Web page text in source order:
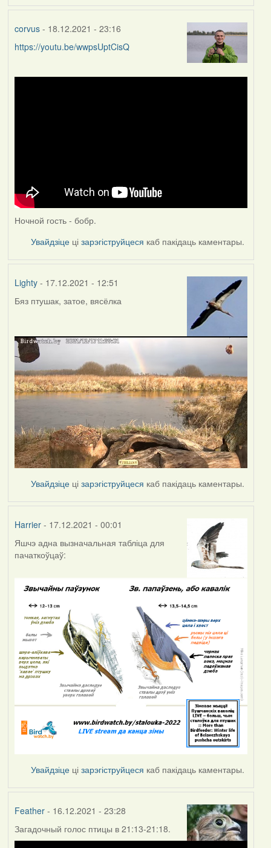
corvus- 18.12.2021 - 23:16
https://youtu.be/wwpsUptCisQ
Ночной гость - бобр.
Увайдзіце цізарэгіструйцеся каб пакідаць каментары.
Lighty- 17.12.2021 - 12:51
Бяз птушак, затое, вясёлка
Увайдзіце цізарэгіструйцеся каб пакідаць каментары.
Harrier- 17.12.2021 - 00:01
Яшчэ адна вызначальная табліца для
пачаткоўцаў:
Увайдзіце цізарэгіструйцеся каб пакідаць каментары.
Feather- 16.12.2021 - 23:28
Загадочный голос птицы в 21:13-21:18.